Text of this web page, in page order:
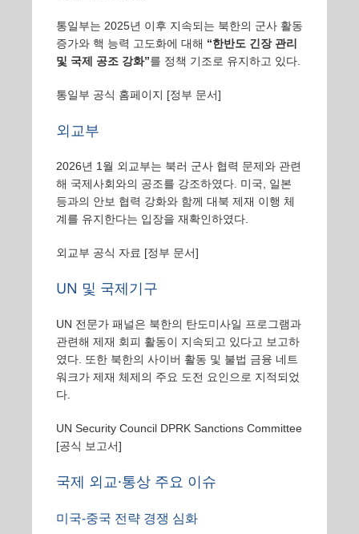
통일부는 2025년 이후 지속되는 북한의 군사 활동
증가와 핵 능력 고도화에 대해 “한반도 긴장 관리
및 국제 공조 강화”를 정책 기조로 유지하고 있다.
통일부 공식 홈페이지 [정부 문서]
외교부
2026년 1월 외교부는 북러 군사 협력 문제와 관련
해 국제사회와의 공조를 강조하였다. 미국, 일본
등과의 안보 협력 강화와 함께 대북 제재 이행 체
계를 유지한다는 입장을 재확인하였다.
외교부 공식 자료 [정부 문서]
UN 및 국제기구
UN 전문가 패널은 북한의 탄도미사일 프로그램과
관련해 제재 회피 활동이 지속되고 있다고 보고하
였다. 또한 북한의 사이버 활동 및 불법 금융 네트
워크가 제재 체제의 주요 도전 요인으로 지적되었
다.
UN Security Council DPRK Sanctions Committee
[공식 보고서]
국제 외교·통상 주요 이슈
미국-중국 전략 경쟁 심화